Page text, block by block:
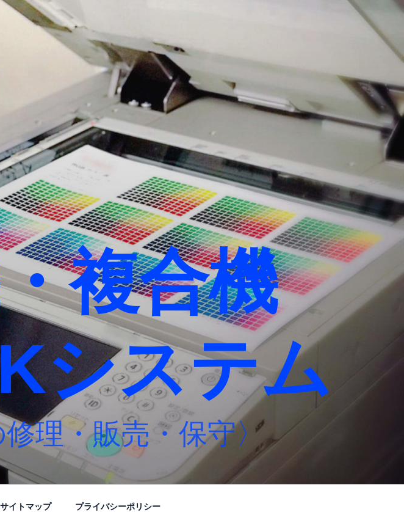
複合機
システム
理・販売・保守〉
サイトマップ プライバシーポリシー